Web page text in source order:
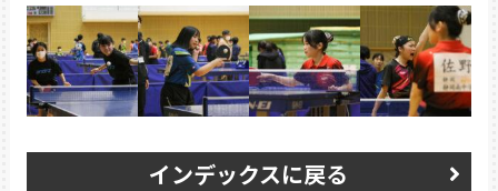
インデックスに戻る